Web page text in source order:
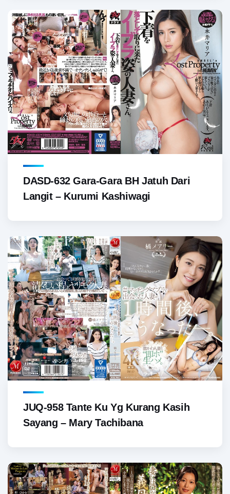
DASD-632 Gara-Gara BH Jatuh Dari
Langit – Kurumi Kashiwagi
JUQ-958 Tante Ku Yg Kurang Kasih
Sayang – Mary Tachibana